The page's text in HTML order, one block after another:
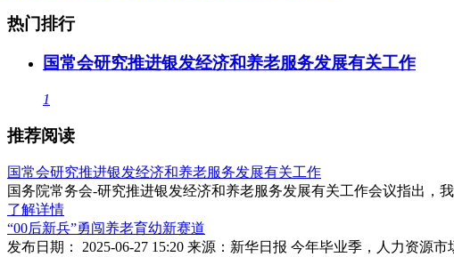
热门排行
国常会研究推进银发经济和养老服务发展有关工作
1
推荐阅读
国常会研究推进银发经济和养老服务发展有关工作
国务院常务会-研究推进银发经济和养老服务发展有关工作会议指出，
了解详情
“00后新兵”勇闯养老育幼新赛道
发布日期： 2025-06-27 15:20 来源：新华日报 今年毕业季，人力资源